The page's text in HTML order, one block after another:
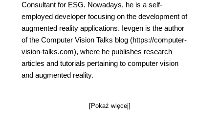
Consultant for ESG. Nowadays, he is a self-
employed developer focusing on the development of
augmented reality applications. Ievgen is the author
of the Computer Vision Talks blog (https://computer-
vision-talks.com), where he publishes research
articles and tutorials pertaining to computer vision
and augmented reality.
[Pokaż więcej]